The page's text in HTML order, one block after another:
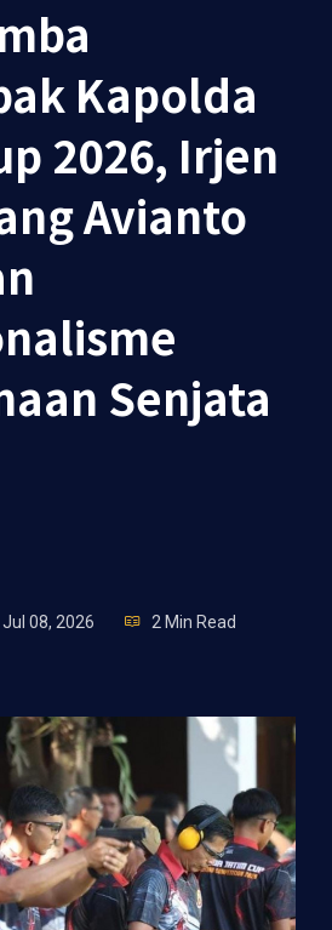
Kapolda
2026, Irjen
Avianto
Senjata
Jul 08, 2026 2 Min Read